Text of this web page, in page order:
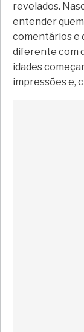
revelados.
entender
comentários e
diferente com
idades
impressões e,